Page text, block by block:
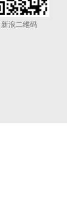
新浪二维码